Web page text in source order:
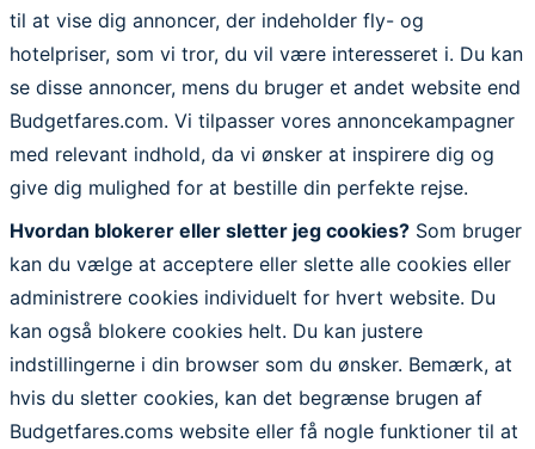
til at vise dig annoncer, der indeholder fly- og
hotelpriser, som vi tror, du vil være interesseret i. Du kan
se disse annoncer, mens du bruger et andet website end
Budgetfares.com. Vi tilpasser vores annoncekampagner
med relevant indhold, da vi ønsker at inspirere dig og
give dig mulighed for at bestille din perfekte rejse.
Hvordan blokerer eller sletter jeg cookies? Som bruger
kan du vælge at acceptere eller slette alle cookies eller
administrere cookies individuelt for hvert website. Du
kan også blokere cookies helt. Du kan justere
indstillingerne i din browser som du ønsker. Bemærk, at
hvis du sletter cookies, kan det begrænse brugen af
Budgetfares.coms website eller få nogle funktioner til at